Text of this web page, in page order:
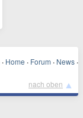
· Home · Forum · News ·
nach oben ▲